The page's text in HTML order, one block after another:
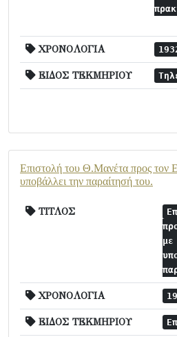
ΧΡΟΝΟΛΟΓΙΑ
ΕΙΔΟΣ ΤΕΚΜΗΡΙΟΥ
Επιστολή του Θ.Μανέτα προς τον
υποβάλλει την παραίτησή του.
ΤΙΤΛΟΣ
με
ΧΡΟΝΟΛΟΓΙΑ
ΕΙΔΟΣ ΤΕΚΜΗΡΙΟΥ